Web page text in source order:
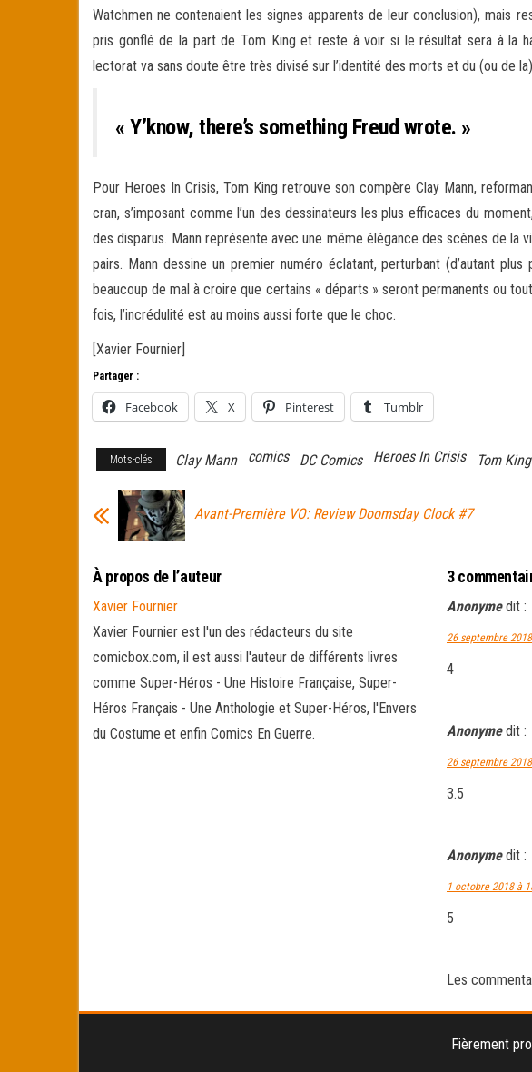
Watchmen ne contenaient les signes apparents de leur conclusion), mais
pris gonflé de la part de Tom King et reste à voir si le résultat sera à la
lectorat va sans doute être très divisé sur l’identité des morts et du (ou de
« Y’know, there’s something Freud wrote. »
Pour Heroes In Crisis, Tom King retrouve son compère Clay Mann,
cran, s’imposant comme l’un des dessinateurs les plus efficaces du
des disparus. Mann représente avec une même élégance des scènes de
pairs. Mann dessine un premier numéro éclatant, perturbant (d’autant
beaucoup de mal à croire que certains « départs » seront permanents ou
fois, l’incrédulité est au moins aussi forte que le choc.
[Xavier Fournier]
Partager :
Facebook X Pinterest Tumblr
Mots-clés Clay Mann comics DC Comics Heroes In Crisis Tom King
Avant-Première VO: Review Doomsday Clock #7
À propos de l’auteur
Xavier Fournier
Xavier Fournier est l'un des rédacteurs du site
comicbox.com, il est aussi l'auteur de différents livres
comme Super-Héros - Une Histoire Française, Super-
Héros Français - Une Anthologie et Super-Héros, l'Envers
du Costume et enfin Comics En Guerre.
3
Anonyme dit :
26 septembre
4
Anonyme dit :
26 septembre
3.5
Anonyme dit :
1 octobre 2018 à
5
Les
Fièrement